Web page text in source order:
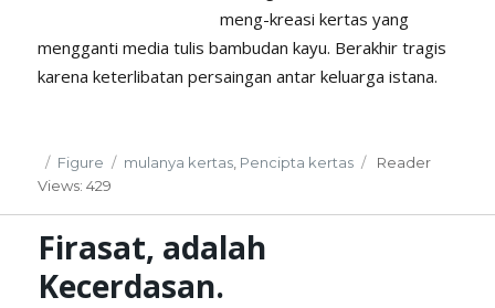
meng-kreasi kertas yang
mengganti media tulis bambudan kayu. Berakhir tragis
karena keterlibatan persaingan antar keluarga istana.
Posted
on
Categories
Figure Tags
mulanya kertas Pencipta kertas
Reader
Views: 429
Firasat, adalah
Kecerdasan.